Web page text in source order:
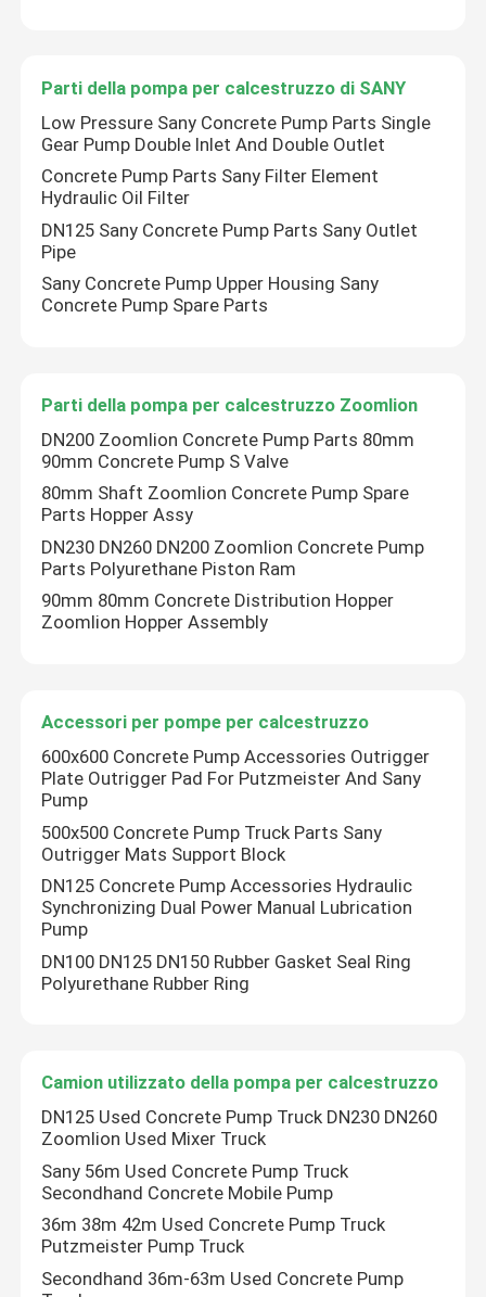
Parti della pompa per calcestruzzo di SANY
Low Pressure Sany Concrete Pump Parts Single
Gear Pump Double Inlet And Double Outlet
Concrete Pump Parts Sany Filter Element
Hydraulic Oil Filter
DN125 Sany Concrete Pump Parts Sany Outlet
Pipe
Sany Concrete Pump Upper Housing Sany
Concrete Pump Spare Parts
Parti della pompa per calcestruzzo Zoomlion
DN200 Zoomlion Concrete Pump Parts 80mm
90mm Concrete Pump S Valve
80mm Shaft Zoomlion Concrete Pump Spare
Parts Hopper Assy
DN230 DN260 DN200 Zoomlion Concrete Pump
Parts Polyurethane Piston Ram
90mm 80mm Concrete Distribution Hopper
Zoomlion Hopper Assembly
Accessori per pompe per calcestruzzo
600x600 Concrete Pump Accessories Outrigger
Plate Outrigger Pad For Putzmeister And Sany
Pump
500x500 Concrete Pump Truck Parts Sany
Outrigger Mats Support Block
DN125 Concrete Pump Accessories Hydraulic
Synchronizing Dual Power Manual Lubrication
Pump
DN100 DN125 DN150 Rubber Gasket Seal Ring
Polyurethane Rubber Ring
Camion utilizzato della pompa per calcestruzzo
DN125 Used Concrete Pump Truck DN230 DN260
Zoomlion Used Mixer Truck
Sany 56m Used Concrete Pump Truck
Secondhand Concrete Mobile Pump
36m 38m 42m Used Concrete Pump Truck
Putzmeister Pump Truck
Secondhand 36m-63m Used Concrete Pump